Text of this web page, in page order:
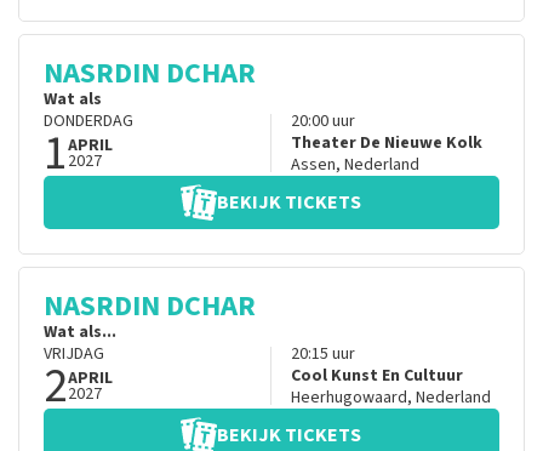
NASRDIN DCHAR
Wat als
DONDERDAG
1APRIL
2027
20:00uur
Theater De Nieuwe Kolk
Assen, Nederland
BEKIJK TICKETS
NASRDIN DCHAR
Wat als...
VRIJDAG
2APRIL
2027
20:15 uur
Cool Kunst En Cultuur
Heerhugowaard, Nederland
BEKIJK TICKETS